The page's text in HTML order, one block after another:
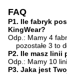
FAQ
P1. Ile fabryk
KingWear?
Odp.: Mamy 4
pozostałe 3 to
P2. Ile masz linii
Odp.: Mamy 10
P3. Jaka jest